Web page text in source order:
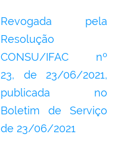
Revogada pela
Resolução
CONSU/IFAC nº
23,
de 23/06/2021,
publicada no
Boletim de Serviço
de 23/06/2021